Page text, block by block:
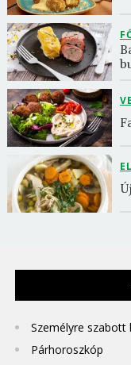
Személyre szabott
Párhoroszkóp